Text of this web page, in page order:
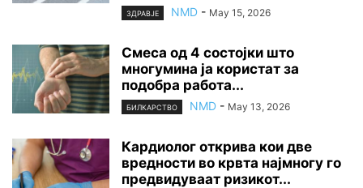
ЗДРАВЈЕ NMD - May 15, 2026
Смеса од 4 состојки што
многумина ја користат за
подобра работа...
БИЛКАРСТВО NMD - May 13, 2026
Кардиолог открива кои две
вредности во крвта најмногу го
предвидуваат ризикот...